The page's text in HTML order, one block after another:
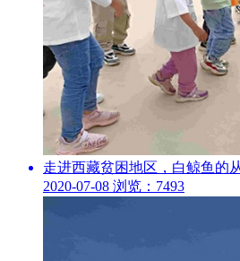
走进西藏贫困地区，白鲸鱼的
2020-07-08 浏览：7493